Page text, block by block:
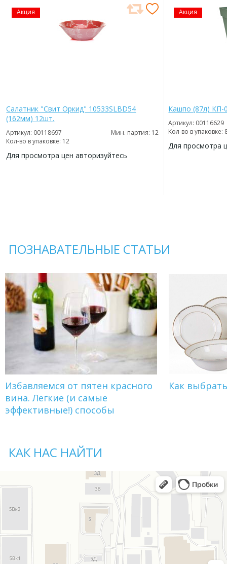
Акция
Салатник "Свит Оркид" 10533SLBD54
(162мм) 12шт.
Артикул: 00118697
Мин. партия: 12
Кол-во в упаковке: 12
Для просмотра цен авторизуйтесь
Акция
Кашпо (87л) КП-
Артикул: 00116629
Кол-во в упаковке:
Для просмотра
ПОЗНАВАТЕЛЬНЫЕ СТАТЬИ
Избавляемся от пятен красного
вина. Легкие (и самые
эффективные!) способы
Как
КАК НАС НАЙТИ